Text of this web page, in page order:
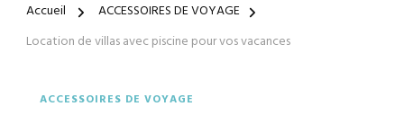
aventures.
Accueil
ACCESSOIRES DE VOYAGE
Location de villas avec piscine pour vos vacances
ACCESSOIRES DE VOYAGE